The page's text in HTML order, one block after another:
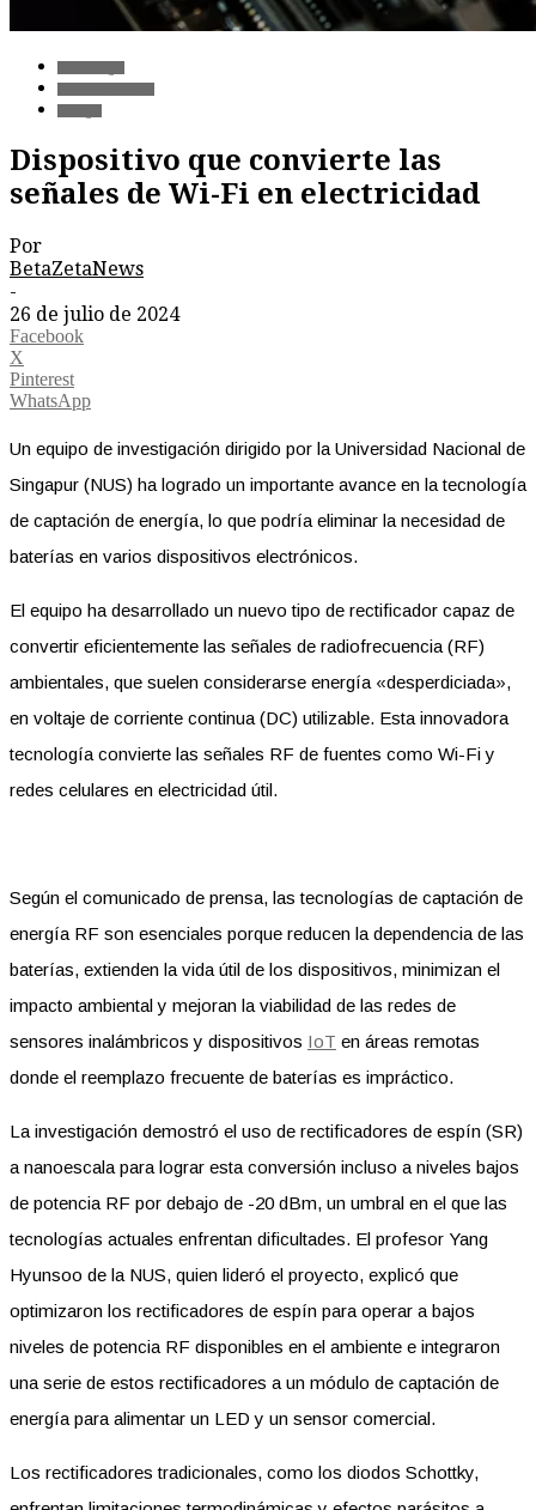
Dispositivo que convierte las
señales de Wi-Fi en electricidad
Por
BetaZetaNews
-
26 de julio de 2024
Facebook
X
Pinterest
WhatsApp
Un equipo de investigación dirigido por la Universidad Nacional de
Singapur (NUS) ha logrado un importante avance en la tecnología
de captación de energía, lo que podría eliminar la necesidad de
baterías en varios dispositivos electrónicos.
El equipo ha desarrollado un nuevo tipo de rectificador capaz de
convertir eficientemente las señales de radiofrecuencia (RF)
ambientales, que suelen considerarse energía «desperdiciada»,
en voltaje de corriente continua (DC) utilizable. Esta innovadora
tecnología convierte las señales RF de fuentes como Wi-Fi y
redes celulares en electricidad útil.
Según el comunicado de prensa, las tecnologías de captación de
energía RF son esenciales porque reducen la dependencia de las
baterías, extienden la vida útil de los dispositivos, minimizan el
impacto ambiental y mejoran la viabilidad de las redes de
sensores inalámbricos y dispositivos IoT en áreas remotas
donde el reemplazo frecuente de baterías es impráctico.
La investigación demostró el uso de rectificadores de espín (SR)
a nanoescala para lograr esta conversión incluso a niveles bajos
de potencia RF por debajo de -20 dBm, un umbral en el que las
tecnologías actuales enfrentan dificultades. El profesor Yang
Hyunsoo de la NUS, quien lideró el proyecto, explicó que
optimizaron los rectificadores de espín para operar a bajos
niveles de potencia RF disponibles en el ambiente e integraron
una serie de estos rectificadores a un módulo de captación de
energía para alimentar un LED y un sensor comercial.
Los rectificadores tradicionales, como los diodos Schottky,